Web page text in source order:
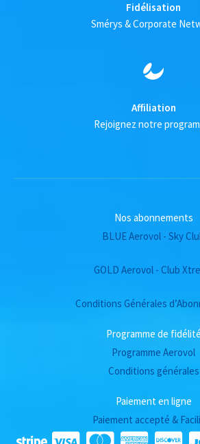
Fidélisation
Smérys & Corporate
Affiliation
Rejoignez notre
Nos abonnements
BLUE Aerovol - Sky
GOLD Aerovol - Club
Conditions Générales
Programme de fidélité
Programme Aerovol
Conditions générales
Paiement en ligne
Paiement accepté &